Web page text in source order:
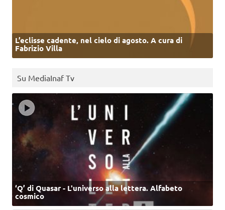
L’eclisse cadente, nel cielo di agosto. A cura di
Fabrizio Villa
Su MediaInaf Tv
‘Q’ di Quasar - L'universo alla lettera. Alfabeto
cosmico